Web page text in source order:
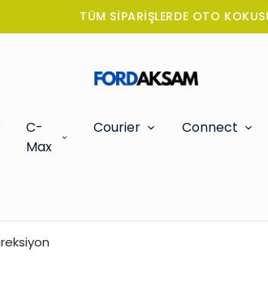
TÜM SİPARİŞLERDE OTO KOKUSU HEDİYE!
C-
Max
Courier Connect